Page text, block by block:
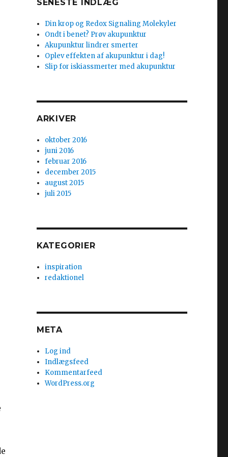
SENESTE INDLÆG
Din krop og Redox Signaling Molekyler
Ondt i benet? Prøv akupunktur
Akupunktur lindrer smerter
Oplev effekten af akupunktur i dag!
Slip for iskiassmerter med akupunktur
ARKIVER
oktober 2016
juni 2016
februar 2016
december 2015
august 2015
juli 2015
KATEGORIER
inspiration
redaktionel
META
Log ind
Indlægsfeed
Kommentarfeed
WordPress.org